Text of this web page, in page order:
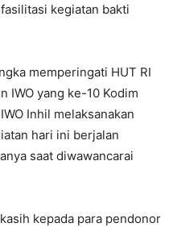
kegiatan bakti
memperingati HUT RI
IWO yang ke-10 Kodim
Inhil melaksanakan
hari ini berjalan
saat diwawancarai
kepada para pendonor